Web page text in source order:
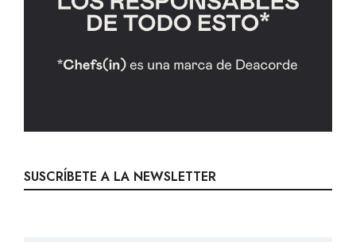
SUSCRÍBETE A LA NEWSLETTER